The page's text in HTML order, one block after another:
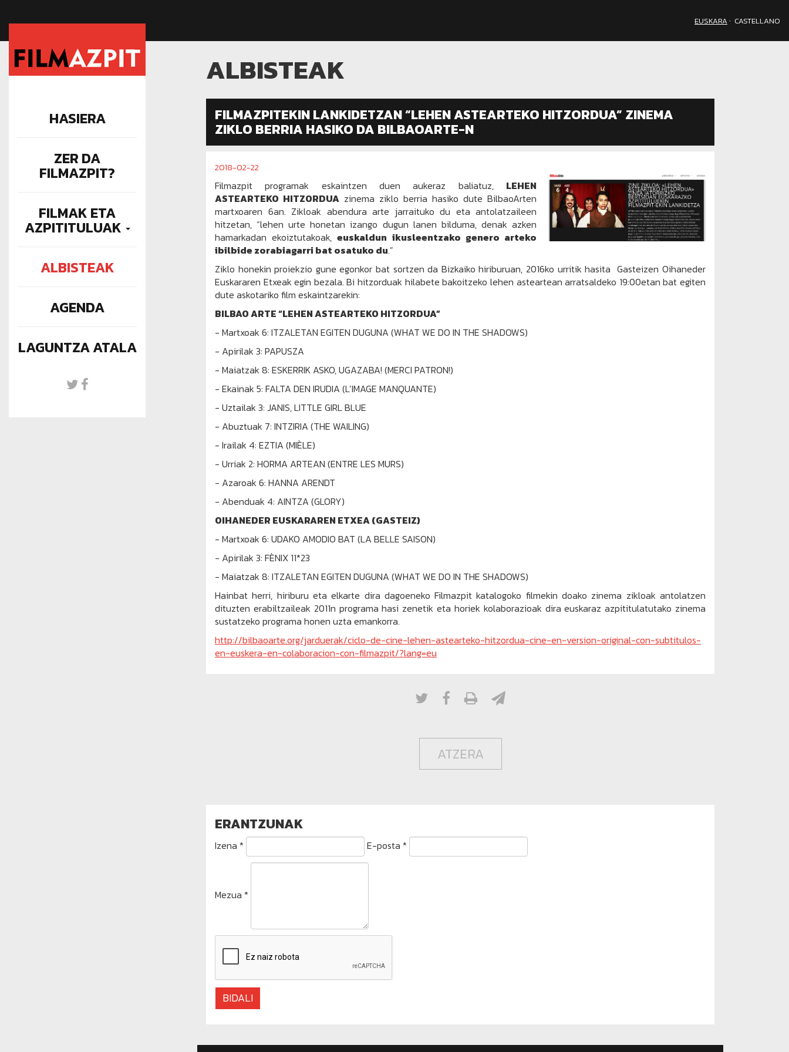
EUSKARA · CASTELLANO
HASIERA
ZER DA
FILMAZPIT?
FILMAK ETA
AZPITITULUAK
ALBISTEAK
AGENDA
LAGUNTZA ATALA
ALBISTEAK
FILMAZPITEKIN LANKIDETZAN “LEHEN ASTEARTEKO HITZORDUA” ZINEMA
ZIKLO BERRIA HASIKO DA BILBAOARTE-N
2018-02-22
Filmazpit programak eskaintzen duen aukeraz baliatuz, LEHEN
ASTEARTEKO HITZORDUA zinema ziklo berria hasiko dute BilbaoArten
martxoaren 6an. Zikloak abendura arte jarraituko du eta antolatzaileen
hitzetan, “lehen urte honetan izango dugun lanen bilduma, denak azken
hamarkadan ekoiztutakoak,euskaldun ikusleentzako genero arteko
ibilbide zorabiagarri bat osatuko du.”
Ziklo honekin proiekzio gune egonkor bat sortzen da Bizkaiko hiriburuan, 2016ko urritik hasita Gasteizen Oihaneder
Euskararen Etxeak egin bezala. Bi hitzorduak hilabete bakoitzeko lehen asteartean arratsaldeko 19:00etan bat egiten
dute askotariko film eskaintzarekin:
BILBAO ARTE “LEHEN ASTEARTEKO HITZORDUA”
- Martxoak 6: ITZALETAN EGITEN DUGUNA (WHAT WE DO IN THE SHADOWS)
- Apirilak 3: PAPUSZA
- Maiatzak 8: ESKERRIK ASKO, UGAZABA! (MERCI PATRON!)
- Ekainak 5: FALTA DEN IRUDIA (L’IMAGE MANQUANTE)
- Uztailak 3: JANIS, LITTLE GIRL BLUE
- Abuztuak 7: INTZIRIA (THE WAILING)
- Irailak 4: EZTIA (MIÈLE)
- Urriak 2: HORMA ARTEAN (ENTRE LES MURS)
- Azaroak 6: HANNA ARENDT
- Abenduak 4: AINTZA (GLORY)
OIHANEDER EUSKARAREN ETXEA (GASTEIZ)
- Martxoak 6: UDAKO AMODIO BAT (LA BELLE SAISON)
- Apirilak 3: FÈNIX 11*23
- Maiatzak 8: ITZALETAN EGITEN DUGUNA (WHAT WE DO IN THE SHADOWS)
Hainbat herri, hiriburu eta elkarte dira dagoeneko Filmazpit katalogoko filmekin doako zinema zikloak antolatzen
dituzten erabiltzaileak 2011n programa hasi zenetik eta horiek kolaborazioak dira euskaraz azpititulatutako zinema
sustatzeko programa honen uzta emankorra.
http://bilbaoarte.org/jarduerak/ciclo-de-cine-lehen-astearteko-hitzordua-cine-en-version-original-con-subtitulos-
en-euskera-en-colaboracion-con-filmazpit/?lang=eu
ATZERA
ERANTZUNAK
Izena * E-posta *
Mezua *
BIDALI